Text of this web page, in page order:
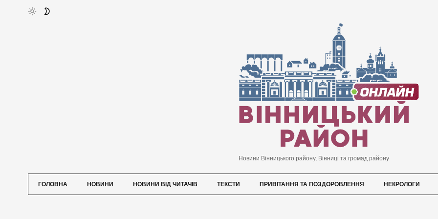
Новини Вінницького району, Вінниці та громад району
ГОЛОВНА НОВИНИ НОВИНИ ВІД ЧИТАЧІВ ТЕКСТИ ПРИВІТАННЯ ТА ПОЗДОРОВЛЕННЯ НЕКРОЛОГИ